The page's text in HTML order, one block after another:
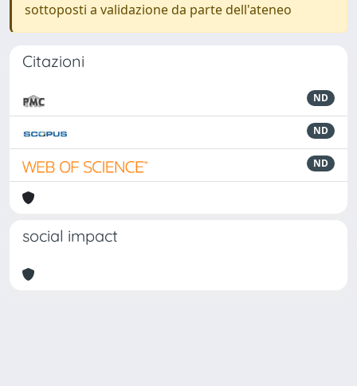
sottoposti a validazione da parte dell'ateneo
Citazioni
ND
ND
ND
social impact